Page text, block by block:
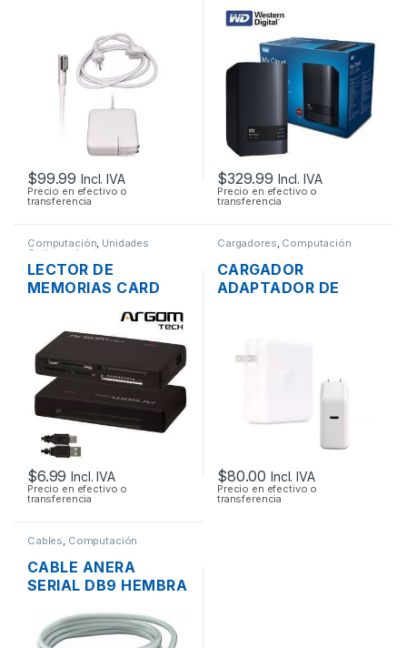
MAGSAFE 16.5V
3.65A 60W
ORIGINAL + CABLE
DE PODER
$99.99 Incl. IVA
Precio en efectivo o
transferencia
WESTERN DIGITAL 2
BAHÍAS SATA CON
USB 3.0 Y PUERTO
DE RED GIGABIT
$329.99 Incl. IVA
Precio en efectivo o
transferencia
Computación, Unidades
Opticas - Lectores
LECTOR DE
MEMORIAS CARD
ARGOM 88R USB 2.0
TODO EN 1
$6.99 Incl. IVA
Precio en efectivo o
transferencia
Cargadores, Computación
CARGADOR
ADAPTADOR DE
TIPO-C 3.1 20.2V
4.3A 87W ORIGINAL
$80.00 Incl. IVA
Precio en efectivo o
transferencia
Cables, Computación
CABLE ANERA
SERIAL DB9 HEMBRA
MACHO 1.8MTS